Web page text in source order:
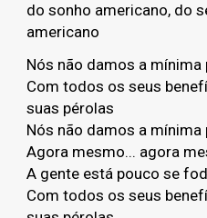
do sonho americano, do
americano
Nós não damos a mínima
Com todos os seus
suas pérolas
Nós não damos a mínima
Agora mesmo... agora
A gente está pouco se
Com todos os seus